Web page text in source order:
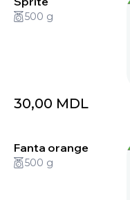
500 g
30,00 MDL
Fanta orange
500 g